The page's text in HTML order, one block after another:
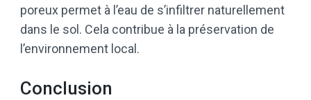
poreux permet à l’eau de s’infiltrer naturellement
dans le sol. Cela contribue à la préservation de
l’environnement local.
Conclusion